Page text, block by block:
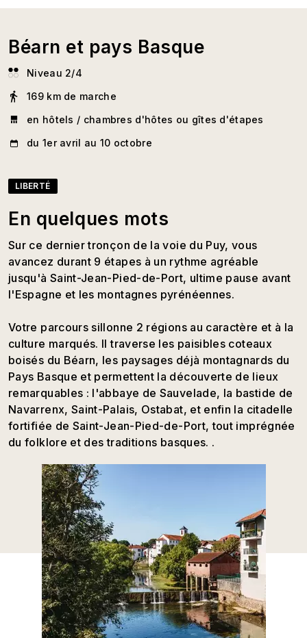
Béarn et pays Basque
Niveau 2/4
169 km de marche
en hôtels / chambres d'hôtes ou gîtes d'étapes
du 1er avril au 10 octobre
LIBERTÉ
En quelques mots
Sur ce dernier tronçon de la voie du Puy, vous
avancez durant 9 étapes à un rythme agréable
jusqu'à Saint-Jean-Pied-de-Port, ultime pause avant
l'Espagne et les montagnes pyrénéennes.
Votre parcours sillonne 2 régions au caractère et à la
culture marqués. Il traverse les paisibles coteaux
boisés du Béarn, les paysages déjà montagnards du
Pays Basque et permettent la découverte de lieux
remarquables : l'abbaye de Sauvelade, la bastide de
Navarrenx, Saint-Palais, Ostabat, et enfin la citadelle
fortifiée de Saint-Jean-Pied-de-Port, tout imprégnée
du folklore et des traditions basques. .